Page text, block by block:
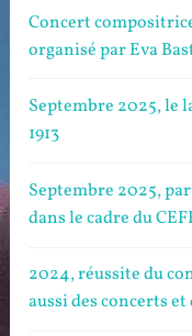
Concert
organisé par Eva
Septembre 2025, le
1913
Septembre 2025,
dans le cadre du
2024, réussite du
aussi des concerts